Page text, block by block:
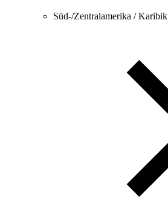
Süd-/Zentralamerika / Karibik